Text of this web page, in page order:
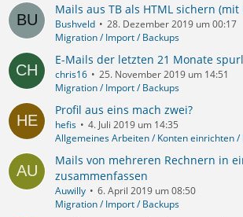
Mails aus TB als HTML sichern
Bushveld
28. Dezember 2019 um 00:17
Migration / Import / Backups
E-Mails der letzten 21 Monate
chris16
25. November 2019 um 14:51
Migration / Import / Backups
Profil aus eins mach zwei?
hefis
4. Juli 2019 um 14:35
Allgemeines Arbeiten / Konten einrichten
Mails von mehreren Rechnern in
zusammenfassen
Auwilly
6. April 2019 um 08:50
Migration / Import / Backups